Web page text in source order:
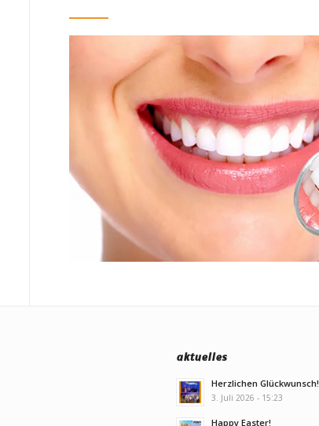
aktuelles
Herzlichen Glückwunsch!
3. Juli 2026 - 15:23
Happy Easter!